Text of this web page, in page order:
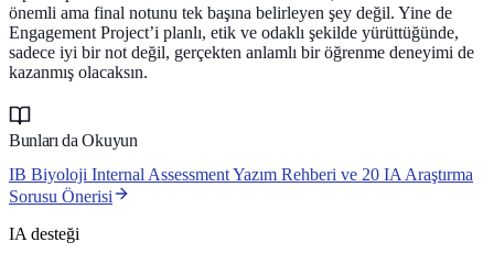
önemli ama final notunu tek başına belirleyen şey değil. Yine de
Engagement Project’i planlı, etik ve odaklı şekilde yürüttüğünde,
sadece iyi bir not değil, gerçekten anlamlı bir öğrenme deneyimi de
kazanmış olacaksın.
Bunları da Okuyun
IB Biyoloji Internal Assessment Yazım Rehberi ve 20 IA Araştırma
Sorusu Önerisi
IA desteği